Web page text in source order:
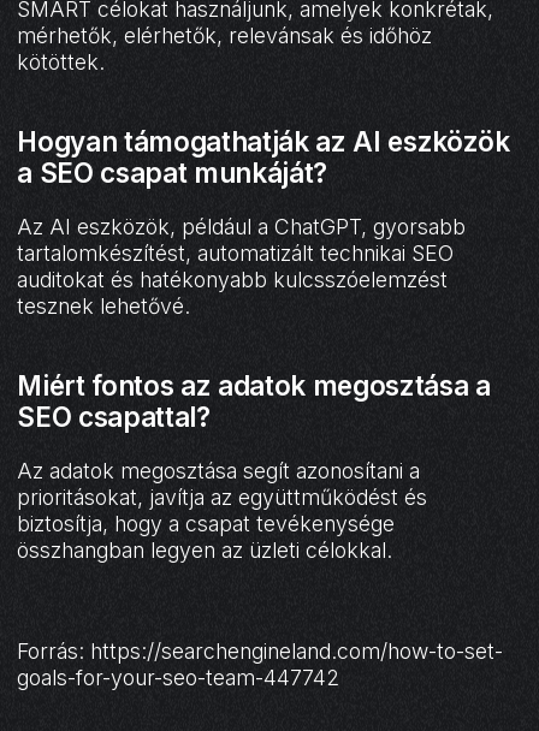
SMART célokat használjunk, amelyek konkrétak,
mérhetők, elérhetők, relevánsak és időhöz
kötöttek.
Hogyan támogathatják az AI eszközök
a SEO csapat munkáját?
Az AI eszközök, például a ChatGPT, gyorsabb
tartalomkészítést, automatizált technikai SEO
auditokat és hatékonyabb kulcsszóelemzést
tesznek lehetővé.
Miért fontos az adatok megosztása a
SEO csapattal?
Az adatok megosztása segít azonosítani a
prioritásokat, javítja az együttműködést és
biztosítja, hogy a csapat tevékenysége
összhangban legyen az üzleti célokkal.
Forrás: https://searchengineland.com/how-to-set-
goals-for-your-seo-team-447742